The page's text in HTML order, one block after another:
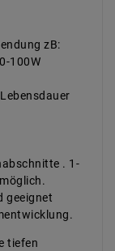
zB:
100W
. 1-
geeignet
tiefen